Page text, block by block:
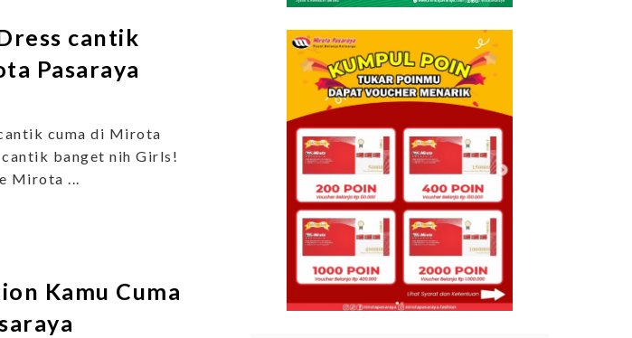
cantik
Pasaraya
cuma di Mirota
cantik banget nih Girls!
Mirota ...
Kamu Cuma